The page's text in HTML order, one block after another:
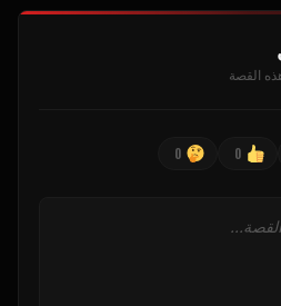
القصة
0
0